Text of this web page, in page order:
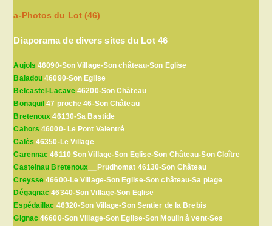
a-Photos du Lot (46)
Diaporama de divers sites du Lot 46
Aujols 46090-Son Village-Son château-Son Eglise
Baladou 46090-Son Eglise
Belcastel-Lacave 46200-Son Château
Bonaguil 47 proche 46-Son Château
Bretenoux 46130-Sa Bastide
Cahors 46000- Le Pont Valentré
Calès 46350-Le Village
Carennac 46110 Son Village-Son Eglise-Son Château-Son Cloître
Castelnau Bretenoux __Prudhomat 46130-Son Château
Creysse 46600-Le Village-Son Eglise-Son château-Sa plage
Dégagnac 46340-Son Village-Son Eglise
Espédaillac 46320-Son Village-Son Sentier de la Brebis
Gignac 46600-Son Village-Son Eglise-Son Moulin à vent-Ses